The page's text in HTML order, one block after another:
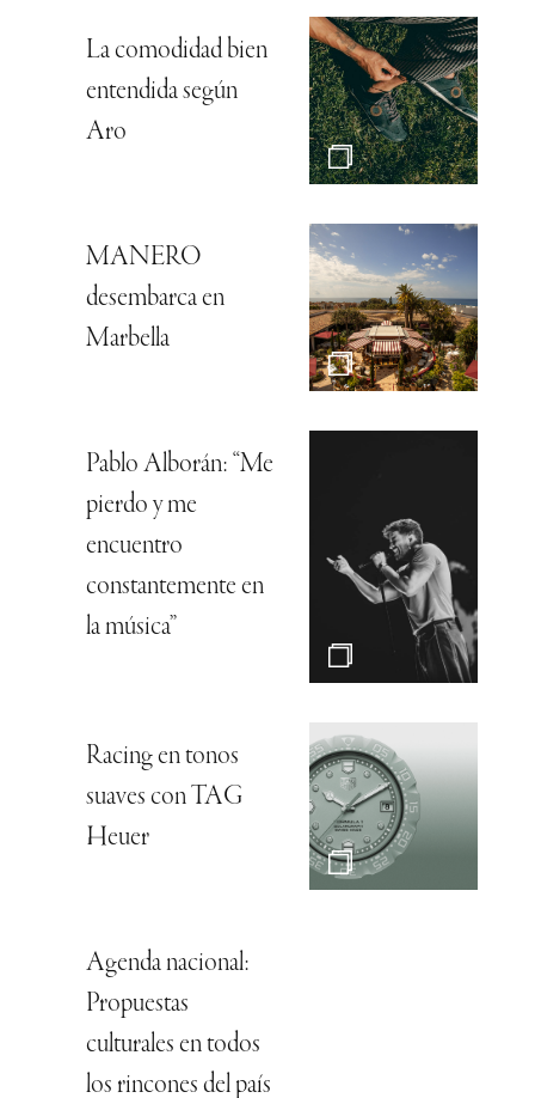
La comodidad bien
entendida según
Aro
MANERO
desembarca en
Marbella
Pablo Alborán: “Me
pierdo y me
encuentro
constantemente en
la música”
Racing en tonos
suaves con TAG
Heuer
Agenda nacional:
Propuestas
culturales en todos
los rincones del país